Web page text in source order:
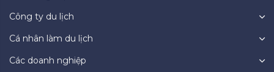
Công ty du lịch
Cá nhân làm du lịch
Các doanh nghiệp